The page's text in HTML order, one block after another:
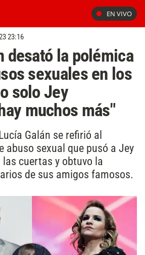
EN VIVO
23:16
desató la polémica
sexuales en los
solo Jey
muchos más"
Galán se refirió al
abuso sexual que pusó a Jey
cuertas y obtuvo la
de sus amigos famosos.